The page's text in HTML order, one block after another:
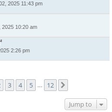
2025 11:43 pm
2025 10:20 am
2:26 pm
12
3 4 5 12
Jump to